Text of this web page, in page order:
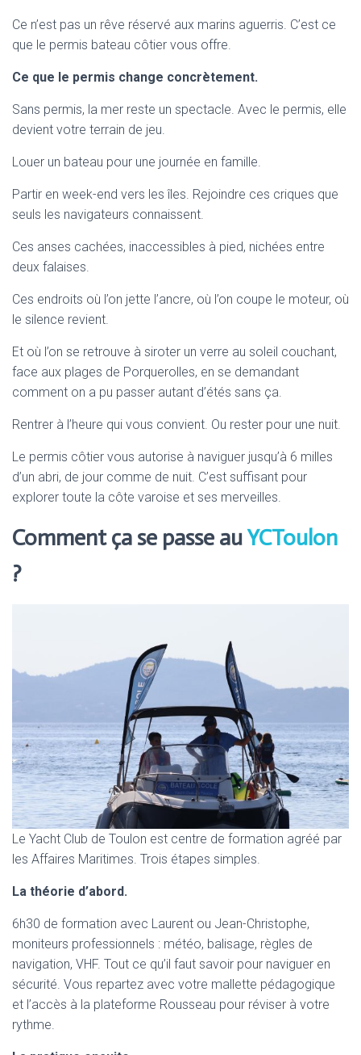
Ce n’est pas un rêve réservé aux marins aguerris. C’est ce
que le permis bateau côtier vous offre.
Ce que le permis change concrètement.
Sans permis, la mer reste un spectacle. Avec le permis, elle
devient votre terrain de jeu.
Louer un bateau pour une journée en famille.
Partir en week-end vers les îles. Rejoindre ces criques que
seuls les navigateurs connaissent.
Ces anses cachées, inaccessibles à pied, nichées entre
deux falaises.
Ces endroits où l’on jette l’ancre, où l’on coupe le moteur, où
le silence revient.
Et où l’on se retrouve à siroter un verre au soleil couchant,
face aux plages de Porquerolles, en se demandant
comment on a pu passer autant d’étés sans ça.
Rentrer à l’heure qui vous convient. Ou rester pour une nuit.
Le permis côtier vous autorise à naviguer jusqu’à 6 milles
d’un abri, de jour comme de nuit. C’est suffisant pour
explorer toute la côte varoise et ses merveilles.
Comment ça se passe auYCToulon
?
Le Yacht Club de Toulon est centre de formation agréé par
les Affaires Maritimes. Trois étapes simples.
La théorie d’abord.
6h30 de formation avec Laurent ou Jean-Christophe,
moniteurs professionnels : météo, balisage, règles de
navigation, VHF. Tout ce qu’il faut savoir pour naviguer en
sécurité. Vous repartez avec votre mallette pédagogique
et l’accès à la plateforme Rousseau pour réviser à votre
rythme.